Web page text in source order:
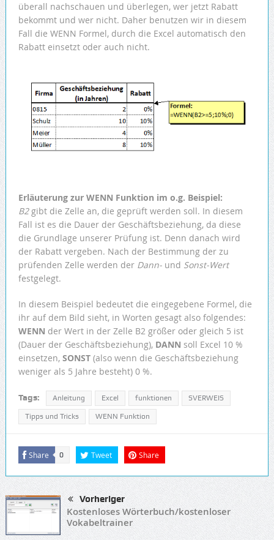
überall nachschauen und überlegen, wer jetzt Rabatt
bekommt und wer nicht. Daher benutzen wir in diesem
Fall die WENN Formel, durch die Excel automatisch den
Rabatt einsetzt oder auch nicht.
Erläuterung zur WENN Funktion im o.g. Beispiel:
B2gibt die Zelle an, die geprüft werden soll. In diesem
Fall ist es die Dauer der Geschäftsbeziehung, da diese
die Grundlage unserer Prüfung ist. Denn danach wird
der Rabatt vergeben. Nach der Bestimmung der zu
prüfenden Zelle werden der Dann-und Sonst-Wert
festgelegt.
In diesem Beispiel bedeutet die eingegebene Formel, die
ihr auf dem Bild sieht, in Worten gesagt also folgendes:
WENN der Wert in der Zelle B2 größer oder gleich 5 ist
(Dauer der Geschäftsbeziehung), DANN soll Excel 10 %
einsetzen, SONST(also wenn die Geschäftsbeziehung
weniger als 5 Jahre besteht) 0 %.
Tags: Anleitung Excel funktionen SVERWEIS
Tipps und Tricks WENN Funktion
Share 0 Tweet Share
Vorheriger
Kostenloses Wörterbuch/kostenloser
Vokabeltrainer